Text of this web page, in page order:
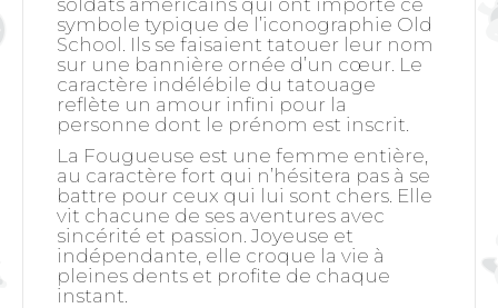
symbole typique de l’iconographie Old
School. Ils se faisaient tatouer leur nom
sur une bannière ornée d’un cœur. Le
caractère indélébile du tatouage
reflète un amour infini pour la
personne dont le prénom est inscrit.
La Fougueuse est une femme entière,
au caractère fort qui n’hésitera pas à se
battre pour ceux qui lui sont chers. Elle
vit chacune de ses aventures avec
sincérité et passion. Joyeuse et
indépendante, elle croque la vie à
pleines dents et profite de chaque
instant.